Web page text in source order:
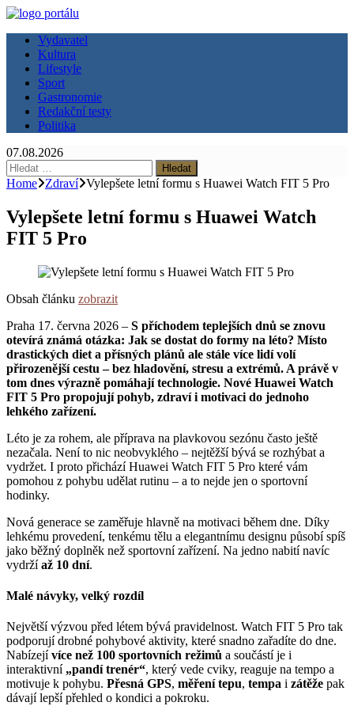
Vydavatel
Kultura
Lifestyle
Sport
Gastronomie
Redakční testy
Politika
07.08.2026
Vyhledávání
Home
Zdraví Vylepšete letní formu s Huawei Watch FIT 5 Pro
Vylepšete letní formu s Huawei Watch
FIT 5 Pro
Obsah článku zobrazit
Praha 17. června 2026 – S příchodem teplejších dnů se znovu
otevírá známá otázka: Jak se dostat do formy na léto? Místo
drastických diet a přísných plánů ale stále více lidí volí
přirozenější cestu – bez hladovění, stresu a extrémů. A právě v
tom dnes výrazně pomáhají technologie. Nové Huawei Watch
FIT 5 Pro propojují pohyb, zdraví i motivaci do jednoho
lehkého zařízení.
Léto je za rohem, ale příprava na plavkovou sezónu často ještě
nezačala. Není to nic neobvyklého – nejtěžší bývá se rozhýbat a
vydržet. I proto přichází Huawei Watch FIT 5 Pro které vám
pomohou z pohybu udělat rutinu – a to nejde jen o sportovní
hodinky.
Nová generace se zaměřuje hlavně na motivaci během dne. Díky
lehkému provedení, tenkému tělu a elegantnímu designu působí spíš
jako běžný doplněk než sportovní zařízení. Na jedno nabití navíc
vydržíaž 10 dní.
Malé návyky, velký rozdíl
Největší výzvou před létem bývá pravidelnost. Watch FIT 5 Pro tak
podporují drobné pohybové aktivity, které snadno zařadíte do dne.
Nabízejívíce než 100 sportovních režimů a součástí je i
interaktivní„pandí trenér“, který vede cviky, reaguje na tempo a
motivuje k pohybu. Přesná GPS, měření tepu, tempa i zátěže pak
dávají lepší přehled o kondici a pokroku.